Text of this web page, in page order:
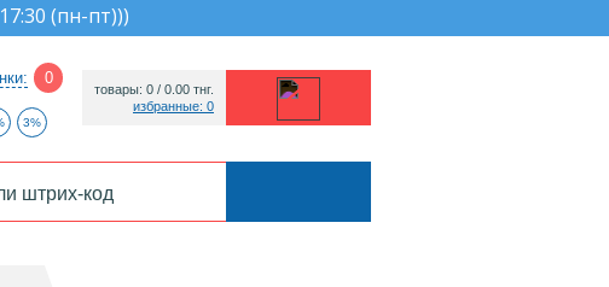
(пн-пт)))
0
3%
товары: 0 / 0.00 тнг.
избранные: 0